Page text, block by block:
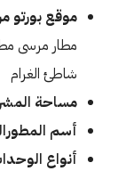
موقع بورتو
مطار مرسى
شاطئ الغرام
مساحة
أسم
أنواع